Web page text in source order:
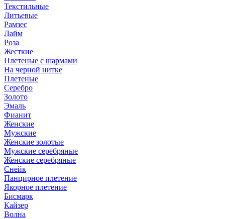
Текстильные
Литьевые
Рамзес
Лайм
Роза
Жесткие
Плетеные с шармами
На черной нитке
Плетеные
Серебро
Золото
Эмаль
Фианит
Женские
Мужские
Женские золотые
Мужские серебряные
Женские серебряные
Снейк
Панцирное плетение
Якорное плетение
Бисмарк
Кайзер
Волна